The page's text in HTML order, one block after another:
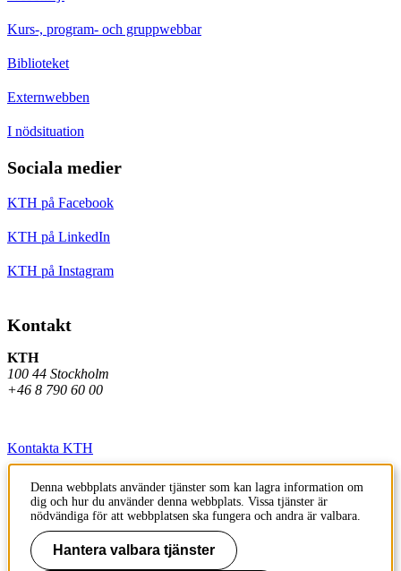
Kurs-, program- och gruppwebbar
Biblioteket
Externwebben
I nödsituation
Sociala medier
KTH på Facebook
KTH på LinkedIn
KTH på Instagram
Kontakt
KTH
100 44 Stockholm
+46 8 790 60 00
Kontakta KTH
Jobba på KTH
Press och media
Faktura och betalning KTH
Denna webbplats använder tjänster som kan lagra information om
dig och hur du använder denna webbplats. Vissa tjänster är
nödvändiga för att webbplatsen ska fungera och andra är valbara.
Hantera valbara tjänster